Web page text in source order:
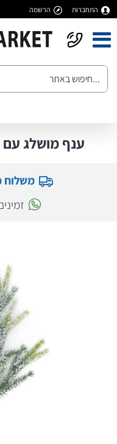
התחברות הרשמה
ענף מושלג עם
משלוח